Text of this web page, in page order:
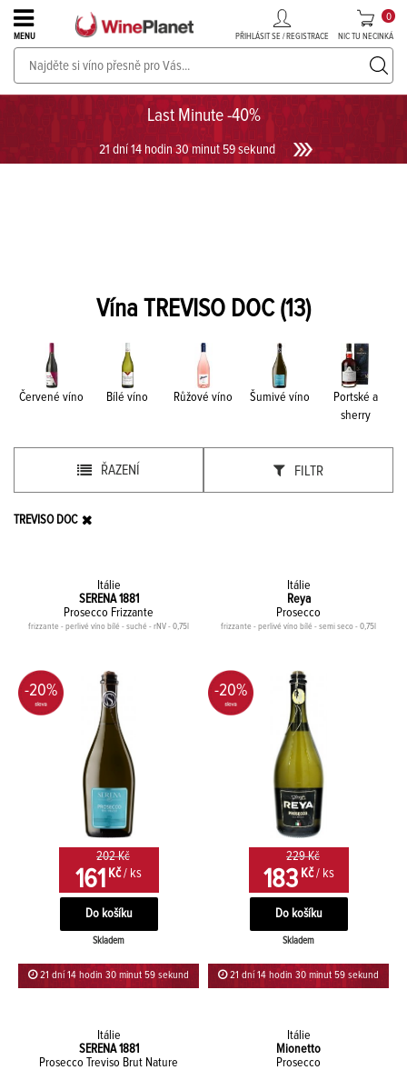
Last Minute -40%
21 dní 14 hodin 30 minut 59 sekund
MENU PŘIHLÁSIT SE / REGISTRACE NIC TU NECINKÁ
0
PROSECCO v akci až do -30%!UKÁZAT PROSECCO
Vína TREVISO DOC(13)
Červené víno Bílé víno Růžové víno Šumivé víno
Portské a
sherry
ŘAZENÍ FILTR
TREVISO DOC
Itálie
SERENA 1881
Prosecco Frizzante
frizzante - perlivé víno bílé - suché - rNV - 0,75l
-20%
202 Kč
161 Kč / ks
Skladem
21 dní 14 hodin 30 minut 59 sekund
Itálie
Reya
Prosecco
frizzante - perlivé víno bílé - semi seco - 0,75l
-20%
229 Kč
183Kč / ks
Skladem
21 dní 14 hodin 30 minut 59 sekund
Itálie
SERENA 1881
Prosecco Treviso Brut Nature
Itálie
Mionetto
Prosecco